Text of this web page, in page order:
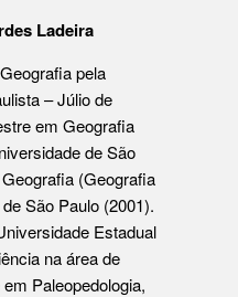
Ladeira
pela
– Júlio de
em Geografia
de São
(Geografia
São Paulo (2001).
Estadual
na área de
Paleopedologia,